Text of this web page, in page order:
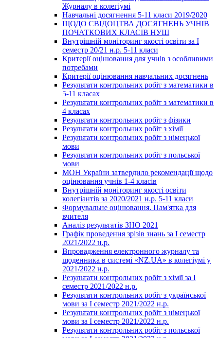
Журналу в колегіумі
Навчальні досягнення 5-11 класи 2019/2020
ЩОДО СВІДОЦТВА ДОСЯГНЕНЬ УЧНІВ
ПОЧАТКОВИХ КЛАСІВ НУШ
Внутрішній моніторинг якості освіти за І
семестр 20/21 н.р. 5-11 класи
Критерії оцінювання для учнів з особливими
потребами
Критерії оцінювання навчальних досягнень
Результати контрольних робіт з математики в
5-11 класах
Результати контрольних робіт з математики в
4 класах
Результати контрольних робіт з фізики
Результати контрольних робіт з хімії
Результати контрольних робіт з німецької
мови
Результати контрольних робіт з польської
мови
МОН України затвердило рекомендації щодо
оцінювання учнів 1-4 класів
Внутрішній моніторинг якості освіти
колегіантів за 2020/2021 н.р. 5-11 класи
Формувальне оцінювання. Пам'ятка для
вчителя
Аналіз результатів ЗНО 2021
Графік проведення зрізів знань за І семестр
2021/2022 н.р.
Впровадження електронного журналу та
щоденника в системі «NZ.UA» в колегіумі у
2021/2022 н.р.
Результати контрольних робіт з хімії за І
семестр 2021/2022 н.р.
Результати контрольних робіт з української
мови за І семестр 2021/2022 н.р.
Результати контрольних робіт з німецької
мови за І семестр 2021/2022 н.р.
Результати контрольних робіт з польської